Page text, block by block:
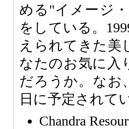
める"イメージ
をしている。
えられてきた美
なたのお気に入
だろうか。なお
日に予定されて
Chandra